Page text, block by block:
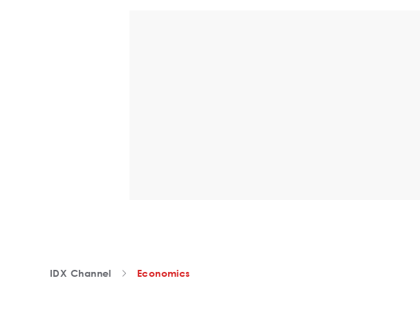
IDX Channel Economics